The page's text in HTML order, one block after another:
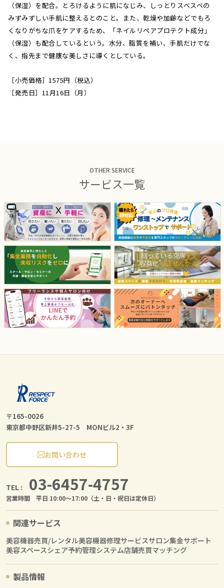
（保湿）を配合。とろけるように肌になじみ、しっとりスベスベの
みずみずしい手肌に整えるとのこと。また、乾燥や加齢などでもろ
くなりがちな爪をケアするため、「ネイルリペアプロテクト成分」
（保湿）も配合しているという。水分、脂質を補い、手肌だけでな
く、指先まで健康な美しさに導くとしている。
［小売価格］1575円（税込）
［発売日］11月16日（月）
OTHER SERVICE
サービス一覧
〒165-0026
東京都中野区新井5-27-5 MONビル2・3F
お問い合わせ
TEL : 03-6457-4757
営業時間 平日 10:00〜17:00（土・日・祝日は定休日）
関連サービス
美容機器売買/レンタル美容機器修理サービスサロン集金サポート
美容スペースシェア予約管理システム店舗売買マッチング
製品情報